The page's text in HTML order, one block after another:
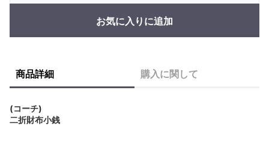
お気に入りに追加
商品詳細 購入に関して
(コーチ)
二折財布小銭